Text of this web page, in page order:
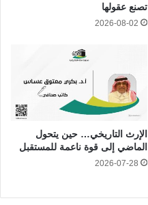
تصنع عقولها
2026-08-02
الإرث التاريخي… حين يتحول
الماضي إلى قوة ناعمة للمستقبل
2026-07-28